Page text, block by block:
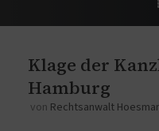
Klage der
Hamburg
von Rechtsanwalt